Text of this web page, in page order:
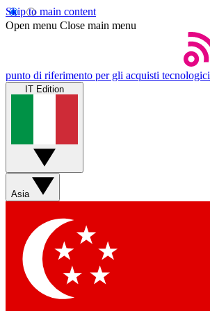
Skip to main content
Open menu Close main menu
punto di riferimento per gli acquisti tecnologici
IT Edition
Asia